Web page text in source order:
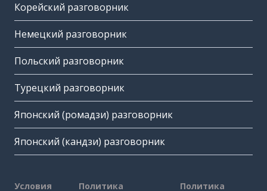
Корейский разговорник
Немецкий разговорник
Польский разговорник
Турецкий разговорник
Японский (ромадзи) разговорник
Японский (кандзи) разговорник
Условия Политика Политика